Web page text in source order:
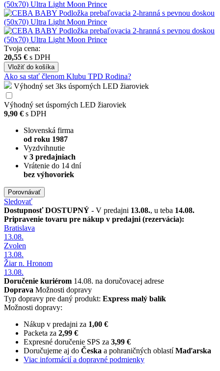
Tvoja cena:
20,55 € s DPH
Vložiť do košíka
Ako sa stať členom Klubu TPD Rodina?
Výhodný set 3ks úsporných LED žiaroviek
Výhodný set úsporných LED žiaroviek
9,90 € s DPH
Slovenská firma
od roku 1987
Vyzdvihnutie
v 3 predajniach
Vrátenie do 14 dní
bez výhovoriek
Porovnávať
Sledovať
DostupnosťDOSTUPNÝ - V predajni 13.08., u teba 14.08.
Pripravenie tovaru pre nákup v predajni (rezervácia):
Bratislava
13.08.
Zvolen
13.08.
Žiar n. Hronom
13.08.
Doručenie kuriérom 14.08. na doručovacej adrese
Doprava Možnosti dopravy
Typ dopravy pre daný produkt: Express malý balík
Možnosti dopravy:
Nákup v predajni za 1,00 €
Packeta za 2,99 €
Expresné doručenie SPS za 3,99 €
Doručujeme aj do Česka a pohraničných oblastíMaďarska
Viac informácií a dopravné podmienky